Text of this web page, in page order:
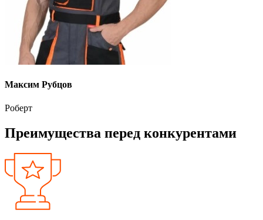
Максим Рубцов
Роберт
Преимущества перед конкурентами